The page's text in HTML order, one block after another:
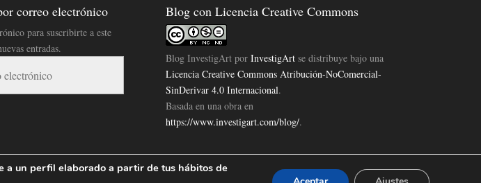
correo electrónico
para suscribirte a este
entradas.
Blog con Licencia Creative Commons
Blog InvestigArtpor InvestigArtse distribuye bajo una
Licencia Creative Commons Atribución-NoComercial-
SinDerivar 4.0 Internacional.
Basada en una obra en
https://www.investigart.com/blog/.
a un perfil elaborado a partir de tus hábitos de